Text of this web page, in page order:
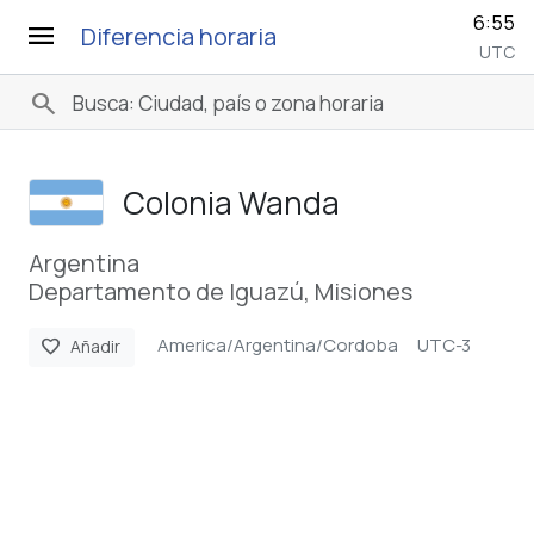
menu Diferencia horaria 6:55
UTC
search
Colonia Wanda
Argentina
Departamento de Iguazú, Misiones
favorite Añadir America/Argentina/Cordoba UTC-3